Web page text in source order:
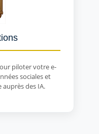
piloter votre e-
sociales et
des IA.